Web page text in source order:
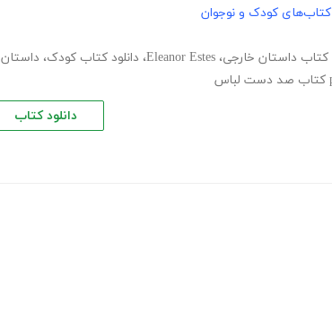
کتاب‌های کودک و نوجوان
کتاب داستان خارجی، Eleanor Estes، دانلود کتاب کودک، داستان
دانلود کتاب